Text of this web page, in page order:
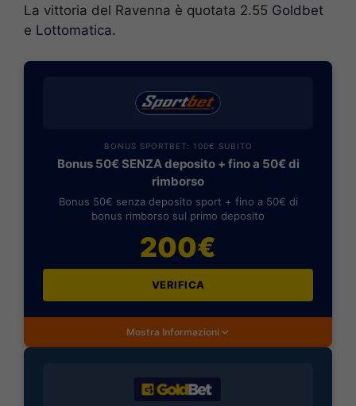
La vittoria del Ravenna è quotata 2.55 Goldbet
e Lottomatica.
BONUS SPORTBET: 100€ SUBITO
Bonus 50€ SENZA deposito + fino a 50€ di
rimborso
Bonus 50€ senza deposito sport + fino a 50€ di
bonus rimborso sul primo deposito
200€
VERIFICA
Mostra Informazioni